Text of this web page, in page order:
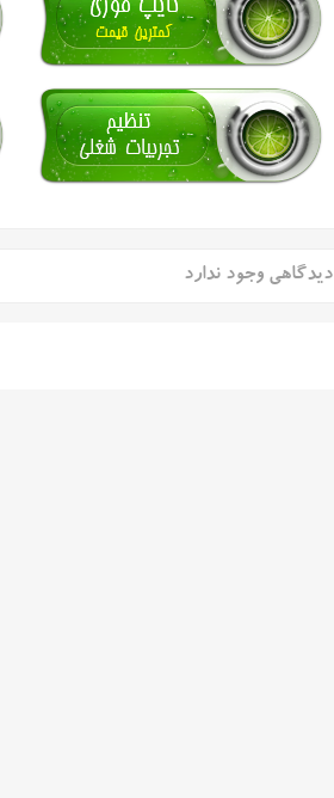
دیدگاهی وجود ندارد